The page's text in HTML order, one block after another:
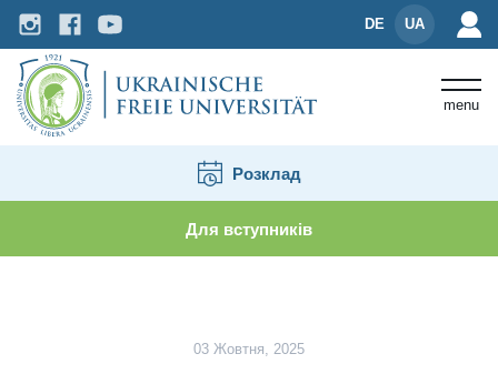
DE UA
menu
Розклад
Для вступників
На перетині історії та
03 Жовтня, 2025